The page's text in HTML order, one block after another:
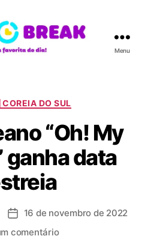
A
B
R
E
A
K
Menu
C
t
e
g
o
r
i
a
s
DO SUL
“Oh! My
data
D 16 de novembro de 2022
comentárioe